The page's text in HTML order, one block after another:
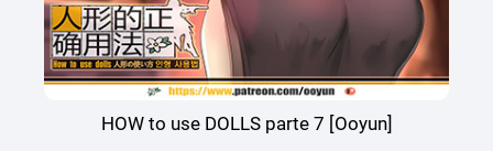
HOW to use DOLLS parte 7 [Ooyun]